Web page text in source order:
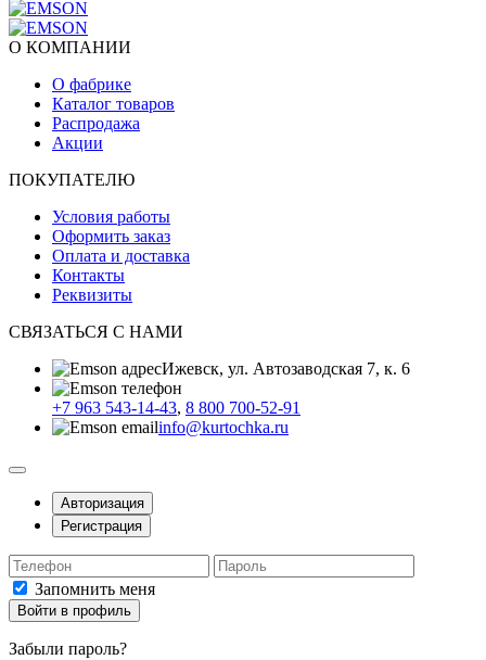
О КОМПАНИИ
О фабрике
Каталог товаров
Распродажа
Акции
ПОКУПАТЕЛЮ
Условия работы
Оформить заказ
Оплата и доставка
Контакты
Реквизиты
СВЯЗАТЬСЯ С НАМИ
Ижевск, ул. Автозаводская 7, к. 6
+7 963 543-14-43, 8 800 700-52-91
info@kurtochka.ru
Авторизация
Регистрация
Запомнить меня
Войти в профиль
Забыли пароль?